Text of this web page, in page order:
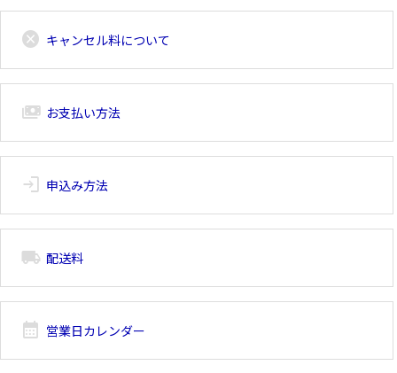
cancel キャンセル料について
payments お支払い方法
login 申込み方法
local_shipping 配送料
calendar_month 営業日カレンダー